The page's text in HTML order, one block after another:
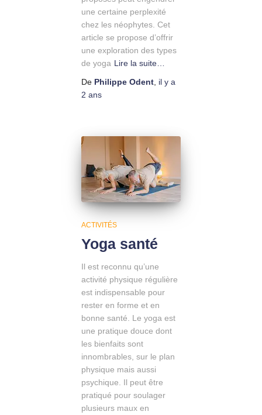
une certaine perplexité
chez les néophytes. Cet
article se propose d’offrir
une exploration des types
de yoga Lire la suite…
De Philippe Odent, il y a
2 ans
ACTIVITÉS
Yoga santé
Il est reconnu qu’une
activité physique régulière
est indispensable pour
rester en forme et en
bonne santé. Le yoga est
une pratique douce dont
les bienfaits sont
innombrables, sur le plan
physique mais aussi
psychique. Il peut être
pratiqué pour soulager
plusieurs maux en